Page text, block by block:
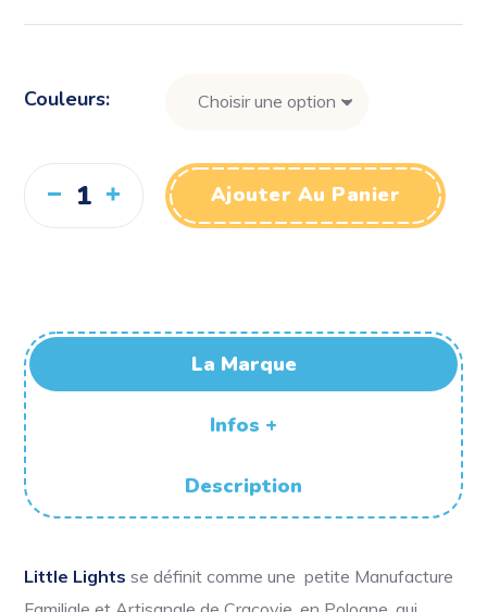
Couleurs
Ajouter Au Panier
La Marque
Infos +
Description
Little Lights se définit comme une petite Manufacture